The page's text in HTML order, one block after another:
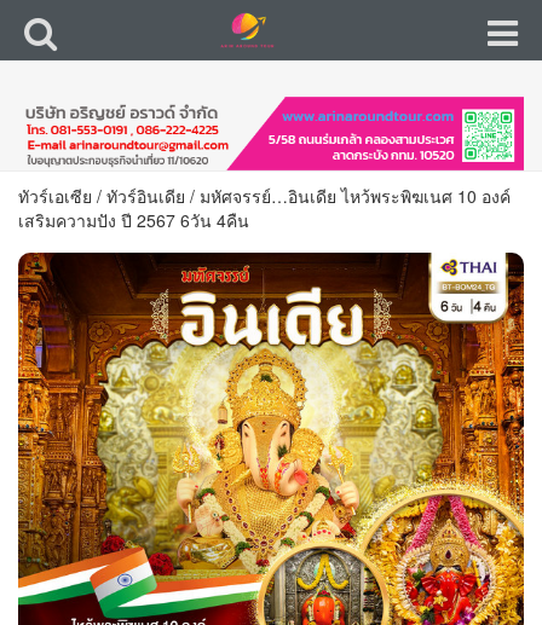
ทัวร์เอเซีย / ทัวร์อินเดีย / มหัศจรรย์…อินเดีย ไหว้พระพิฆเนศ 10 องค์
เสริมความปัง ปี 2567 6วัน 4คืน